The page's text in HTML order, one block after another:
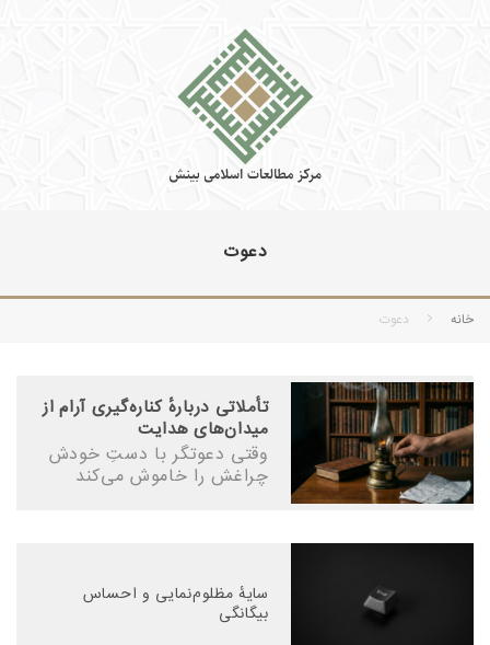
دعوت
خانه دعوت
تأملاتی دربارهٔ کناره‌گیری آرام از
میدان‌های هدایت
وقتی دعوتگر با دستِ خودش
چراغش را خاموش می‌کند
سایهٔ مظلوم‌نمایی و احساس
بیگانگی